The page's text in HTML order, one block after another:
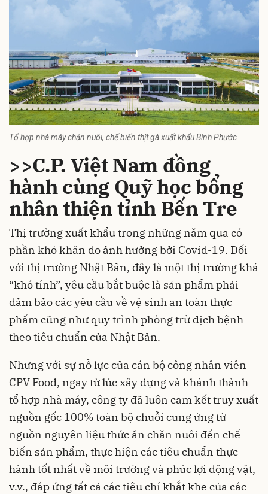
Tổ hợp nhà máy chăn nuôi, chế biến thịt gà xuất khẩu Bình Phước
>>C.P. Việt Nam đồng
hành cùng Quỹ học bổng
nhân thiện tỉnh Bến Tre
Thị trường xuất khẩu trong những năm qua có
phần khó khăn do ảnh hưởng bởi Covid-19. Đối
với thị trường Nhật Bản, đây là một thị trường khá
“khó tính”, yêu cầu bắt buộc là sản phẩm phải
đảm bảo các yêu cầu về vệ sinh an toàn thực
phẩm cũng như quy trình phòng trừ dịch bệnh
theo tiêu chuẩn của Nhật Bản.
Nhưng với sự nỗ lực của cán bộ công nhân viên
CPV Food, ngay từ lúc xây dựng và khánh thành
tổ hợp nhà máy, công ty đã luôn cam kết truy xuất
nguồn gốc 100% toàn bộ chuỗi cung ứng từ
nguồn nguyên liệu thức ăn chăn nuôi đến chế
biến sản phẩm, thực hiện các tiêu chuẩn thực
hành tốt nhất về môi trường và phúc lợi động vật,
v.v., đáp ứng tất cả các tiêu chí khắt khe của các